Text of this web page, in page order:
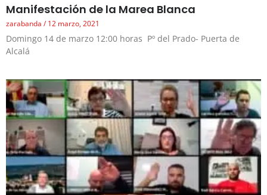
Manifestación de la Marea Blanca
zarabanda 12 marzo, 2021
Domingo 14 de marzo 12:00 horas Pº del Prado- Puerta de
Alcalá